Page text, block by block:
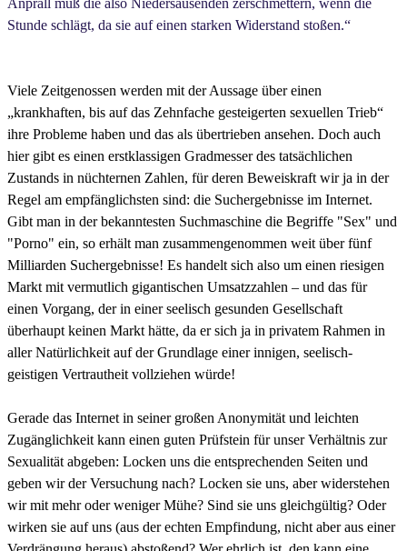
Anprall muß die also Niedersausenden zerschmettern, wenn die
Stunde schlägt, da sie auf einen starken Widerstand stoßen.“
Viele Zeitgenossen werden mit der Aussage über einen
„krankhaften, bis auf das Zehnfache gesteigerten sexuellen Trieb“
ihre Probleme haben und das als übertrieben ansehen. Doch auch
hier gibt es einen erstklassigen Gradmesser des tatsächlichen
Zustands in nüchternen Zahlen, für deren Beweiskraft wir ja in der
Regel am empfänglichsten sind: die Suchergebnisse im Internet.
Gibt man in der bekanntesten Suchmaschine die Begriffe "Sex" und
"Porno" ein, so erhält man zusammengenommen weit über fünf
Milliarden Suchergebnisse! Es handelt sich also um einen riesigen
Markt mit vermutlich gigantischen Umsatzzahlen – und das für
einen Vorgang, der in einer seelisch gesunden Gesellschaft
überhaupt keinen Markt hätte, da er sich ja in privatem Rahmen in
aller Natürlichkeit auf der Grundlage einer innigen, seelisch-
geistigen Vertrautheit vollziehen würde!
Gerade das Internet in seiner großen Anonymität und leichten
Zugänglichkeit kann einen guten Prüfstein für unser Verhältnis zur
Sexualität abgeben: Locken uns die entsprechenden Seiten und
geben wir der Versuchung nach? Locken sie uns, aber widerstehen
wir mit mehr oder weniger Mühe? Sind sie uns gleichgültig? Oder
wirken sie auf uns (aus der echten Empfindung, nicht aber aus einer